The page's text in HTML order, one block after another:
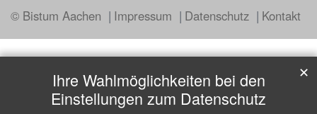
© Bistum Aachen Impressum Datenschutz Kontakt
Ihre Wahlmöglichkeiten bei den
Einstellungen zum Datenschutz
✕